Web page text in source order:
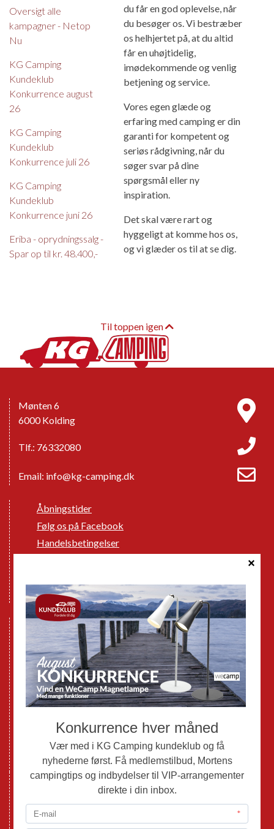
Oversigt alle
kampagner - Netop
Nu
KG Camping
Kundeklub
Konkurrence august
26
KG Camping
Kundeklub
Konkurrence juli 26
KG Camping
Kundeklub
Konkurrence juni 26
Eriba - oprydningssalg -
Spar op til kr. 48.400,-
du får en god oplevelse, når
du besøger os. Vi bestræber
os helhjertet på, at du altid
får en uhøjtidelig,
imødekommende og venlig
betjening og service.
Vores egen glæde og
erfaring med camping er din
garanti for kompetent og
seriøs rådgivning, når du
søger svar på dine
spørgsmål eller ny
inspiration.
Det skal være rart og
hyggeligt at komme hos os,
og vi glæder os til at se dig.
Til toppen igen
Mønten 6
6000 Kolding
Tlf.: 76332080
Email: info@kg-camping.dk
Åbningstider
Følg os på Facebook
Handelsbetingelser
GPDR - Optagelse af foto og video
Nye Campingvogne
Nye Autocampere og Vans
Brugte Campingvogne
Brugte Autocampere og Vans
Webshop
Mortens Campingtips
KG Camping Kundeklub
Nyheder
Adria
Adria Autocampere